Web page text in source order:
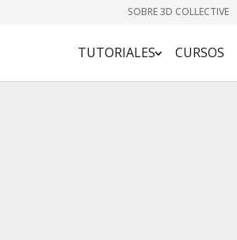
SOBRE 3D COLLECTIVE
TUTORIALES CURSOS